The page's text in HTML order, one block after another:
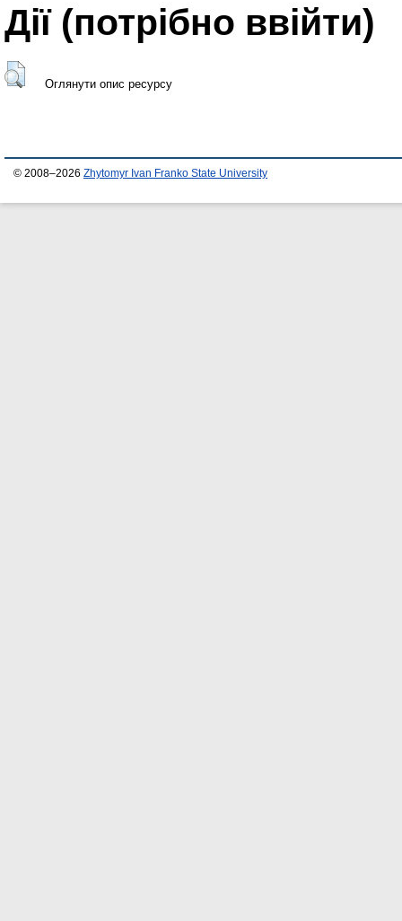
Дії ​​(потрібно ввійти)
Оглянути опис ресурсу
© 2008–2026 Zhytomyr Ivan Franko State University